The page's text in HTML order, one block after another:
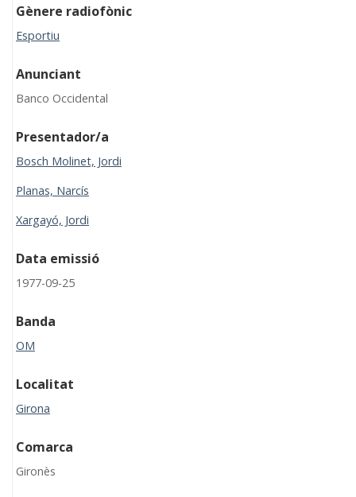
Gènere radiofònic
Esportiu
Anunciant
Banco Occidental
Presentador/a
Bosch Molinet, Jordi
Planas, Narcís
Xargayó, Jordi
Data emissió
1977-09-25
Banda
OM
Localitat
Girona
Comarca
Gironès